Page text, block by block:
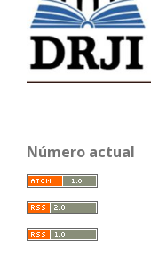
Número actual